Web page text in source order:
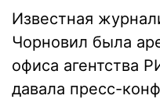
Известная
Чорновил была
офиса агентства
давала пресс-